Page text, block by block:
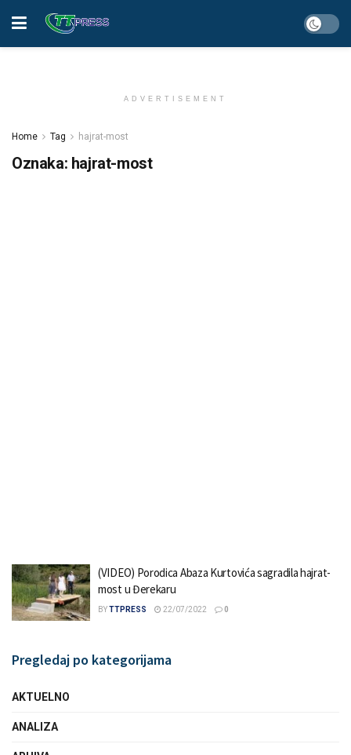
ADVERTISEMENT
Home Tag hajrat-most
Oznaka: hajrat-most
(VIDEO) Porodica Abaza Kurtovića sagradila hajrat-
most u Đerekaru
BYTTPRESS 22/07/2022 0
Pregledaj po kategorijama
AKTUELNO
ANALIZA